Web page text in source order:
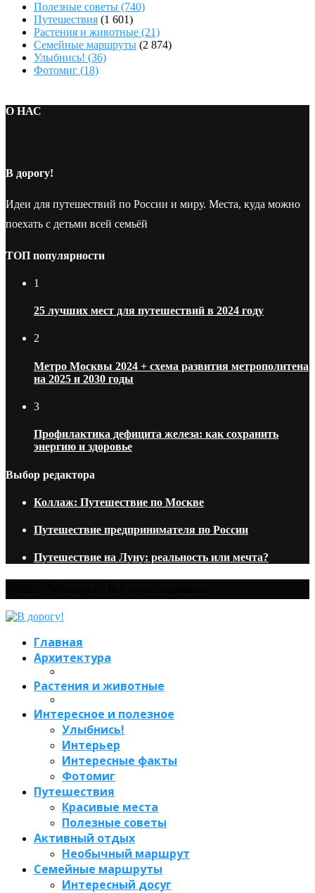
Полезные советы (740)
Путешествия (1 601)
Растения и животные (21)
Семейные маршруты (2 874)
Улыбнись! (36)
Фотомиг (18)
О НАС
В дорогу!
Идеи для путешествий по России и миру. Места, куда можно
поехать с детьми всей семьёй
ТОП популярности
1
25 лучших мест для путешествий в 2024 году
2
Метро Москвы 2024 + схема развития метрополитена
на 2025 и 2030 годы
3
Профилактика дефицита железа: как сохранить
энергию и здоровье
Выбор редактора
Коллаж: Путешествие по Москве
Путешествие предпринимателя по России
Путешествие на Луну: реальность или мечта?
Главная
Архитектура
Растения и животные
Интересное и полезное
Улыбнись!
Интерьер
Интересные факты
Фотомиг
Путешествия
Красивые места
Полезные советы
Активный отдых
Необычный маршрут
Семейные маршруты
Интересный досуг